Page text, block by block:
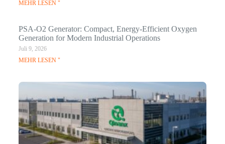
MEHR LESEN "
PSA-O2 Generator: Compact, Energy-Efficient Oxygen
Generation for Modern Industrial Operations
Juli 9, 2026
MEHR LESEN "